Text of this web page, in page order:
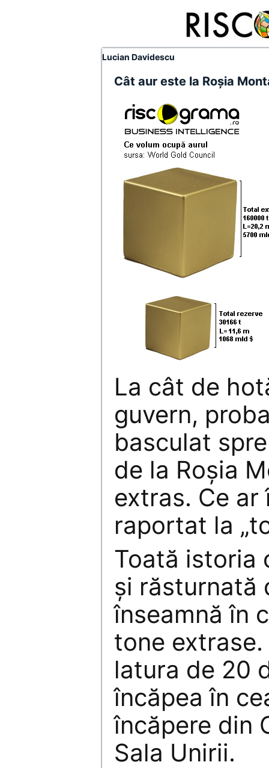
Lucian Davidescu
Cât aur este la Roşia
La cât de
guvern,
basculat
de la Roşia
extras. Ce ar
raportat la
Toată istoria
şi răsturnată
înseamnă în
tone
latura de 20
încăpea în
încăpere din
Sala Unirii.